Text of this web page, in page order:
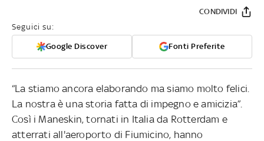
Seguici su:
Google Discover Fonti Preferite
CONDIVIDI
“La stiamo ancora elaborando ma siamo molto felici.
La nostra è una storia fatta di impegno e amicizia”.
Così i Maneskin, tornati in Italia da Rotterdam e
atterrati all'aeroporto di Fiumicino, hanno